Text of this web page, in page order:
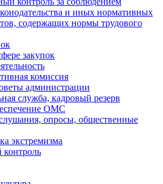
и иных нормативных
содержащих нормы трудового
закупок
комиссия
администрации
служба, кадровый резерв
ОМС
опросы, общественные
экстремизма
контроль